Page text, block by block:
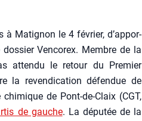
à Mati­gnon le 4 février, d’ap­por­
Ven­co­rex. Membre de la
atten­du le retour du Pre­mier
la reven­di­ca­tion défen­due de
de Pont-de-Claix (CGT,
de gauche. La dépu­tée de la